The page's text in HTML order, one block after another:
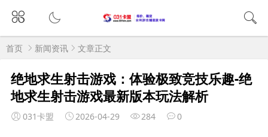
首页 新闻资讯 文章正文
绝地求生射击游戏：体验极致竞技乐趣-绝
地求生射击游戏最新版本玩法解析
031卡盟 2026-04-29 284 0